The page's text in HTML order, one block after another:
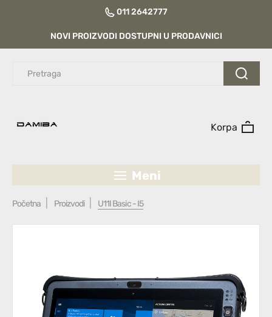
011 2642777
NOVI PROIZVODI DOSTUPNI U PRODAVNICI
Korpa
Meni
Početna Proizvodi U11I Basic - I5